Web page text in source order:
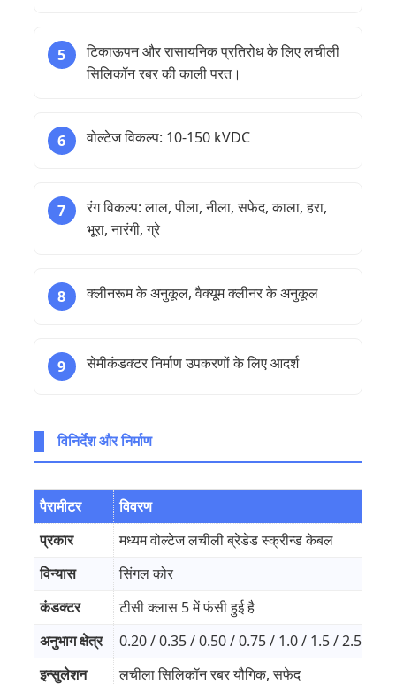
5
टिकाऊपन और रासायनिक प्रतिरोध के लिए लचीली
सिलिकॉन रबर की काली परत।
6 वोल्टेज विकल्प: 10-150 kVDC
7
रंग विकल्प: लाल, पीला, नीला, सफेद, काला, हरा,
भूरा, नारंगी, ग्रे
8 क्लीनरूम के अनुकूल, वैक्यूम क्लीनर के अनुकूल
9 सेमीकंडक्टर निर्माण उपकरणों के लिए आदर्श
विनिर्देश और निर्माण
पैरामीटर
विवरण
प्रकार
मध्यम वोल्टेज लचीली ब्रेडेड स्क्रीन्ड केबल
विन्यास
सिंगल कोर
कंडक्टर
टीसी क्लास 5 में फंसी हुई है
अनुभाग क्षेत्र
0.20 / 0.35 / 0.50 / 0.75 / 1.0 / 1.5 / 2.5 / 4.0
इन्सुलेशन
लचीला सिलिकॉन रबर यौगिक, सफेद